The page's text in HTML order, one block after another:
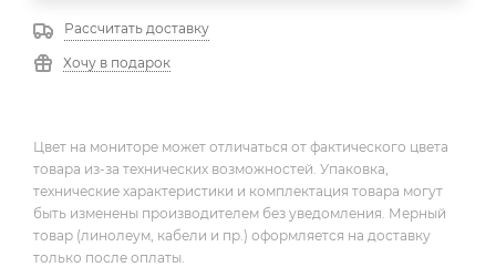
Рассчитать доставку
Хочу в подарок
Цвет на мониторе может отличаться от фактического цвета
товара из-за технических возможностей. Упаковка,
технические характеристики и комплектация товара могут
быть изменены производителем без уведомления. Мерный
товар (линолеум, кабели и пр.) оформляется на доставку
только после оплаты.